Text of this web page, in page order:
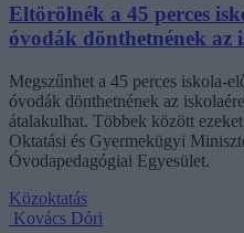
Eltörölnék a 45 perces
óvodák dönthetnének az
Megszűnhet a 45 perces iskola-
óvodák dönthetnének az
átalakulhat. Többek között
Oktatási és Gyermekügyi
Óvodapedagógiai Egyesület.
Közoktatás
Kovács Dóri